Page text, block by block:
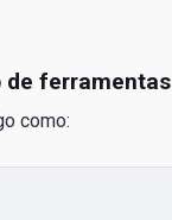
de ferramentas
como: